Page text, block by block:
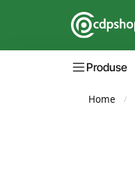
Produse
Home /